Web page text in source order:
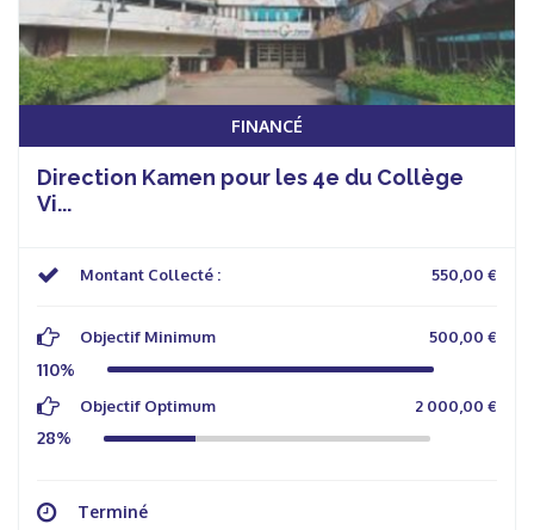
FINANCÉ
Direction Kamen pour les 4e du Collège
Vi...
Montant Collecté : 550,00 €
Objectif Minimum 500,00 €
110%
Objectif Optimum 2 000,00 €
28%
Terminé